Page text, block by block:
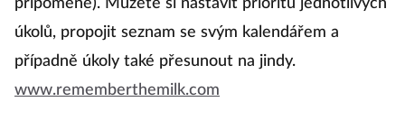
připomene). Můžete si nastavit prioritu jednotlivých
úkolů, propojit seznam se svým kalendářem a
případně úkoly také přesunout na jindy.
www.rememberthemilk.com